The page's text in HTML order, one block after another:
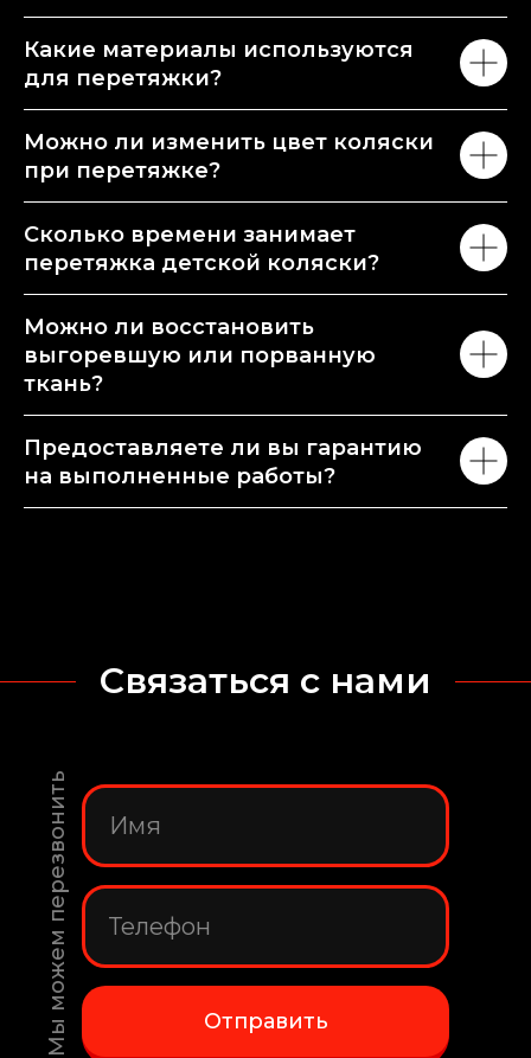
Какие материалы используются
для перетяжки?
Можно ли изменить цвет коляски
при перетяжке?
Сколько времени занимает
перетяжка детской коляски?
Можно ли восстановить
выгоревшую или порванную
ткань?
Предоставляете ли вы гарантию
на выполненные работы?
Связаться с нами
Мы можем перезвонить Отправить